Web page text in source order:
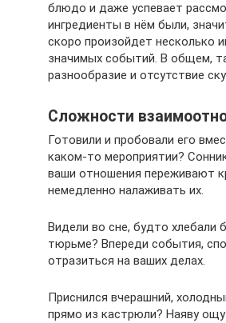
блюдо и даже успевает
ингредиенты в нём были,
скоро произойдет несколько
значимых событий. В общем,
разнообразие и отсутствие
Сложности
Готовили и пробовали его
каком-то мероприятии?
ваши отношения переживают
немедленно налаживать их.
Видели во сне, будто хлебали
тюрьме? Впереди события,
отразиться на ваших делах.
Приснился вчерашний,
прямо из кастрюли? Наяву